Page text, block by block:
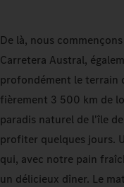
De là, nous
Carretera Austral,
profondément le terrain
fièrement 3 500 km de
paradis naturel de l'île
profiter quelques jours.
qui, avec notre pain
un délicieux dîner. Le